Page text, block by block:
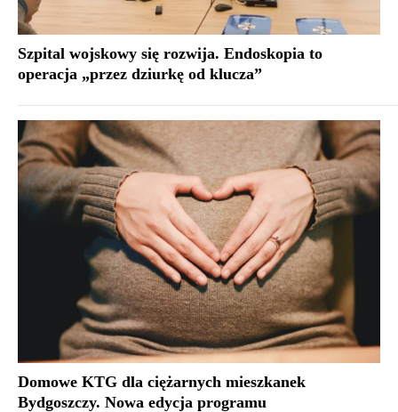
Szpital wojskowy się rozwija. Endoskopia to
operacja „przez dziurkę od klucza”
Domowe KTG dla ciężarnych mieszkanek
Bydgoszczy. Nowa edycja programu